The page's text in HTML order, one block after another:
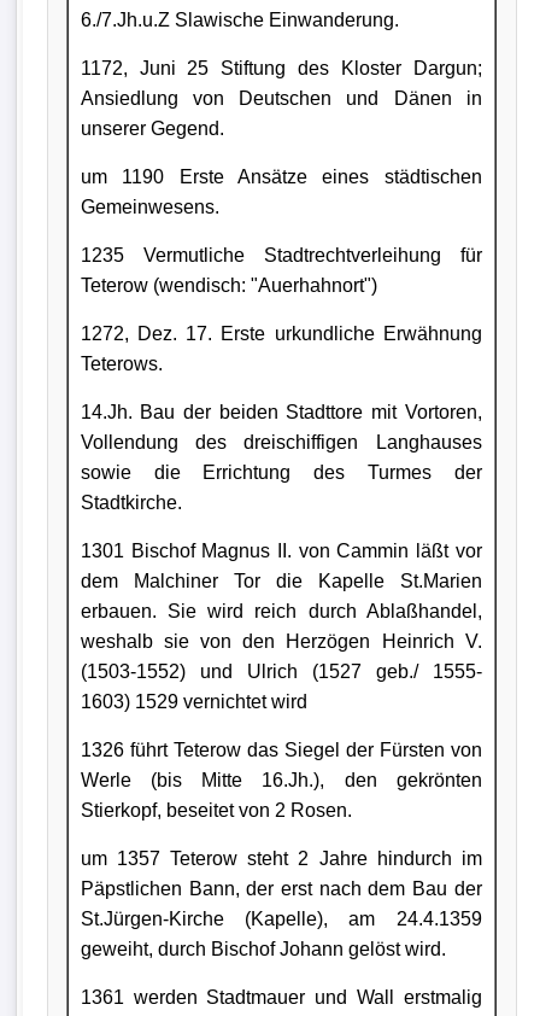
6./7.Jh.u.Z Slawische Einwanderung.
1172, Juni 25 Stiftung des Kloster Dargun;
Ansiedlung von Deutschen und Dänen in
unserer Gegend.
um 1190 Erste Ansätze eines städtischen
Gemeinwesens.
1235 Vermutliche Stadtrechtverleihung für
Teterow (wendisch: "Auerhahnort")
1272, Dez. 17. Erste urkundliche Erwähnung
Teterows.
14.Jh. Bau der beiden Stadttore mit Vortoren,
Vollendung des dreischiffigen Langhauses
sowie die Errichtung des Turmes der
Stadtkirche.
1301 Bischof Magnus II. von Cammin läßt vor
dem Malchiner Tor die Kapelle St.Marien
erbauen. Sie wird reich durch Ablaßhandel,
weshalb sie von den Herzögen Heinrich V.
(1503-1552) und Ulrich (1527 geb./ 1555-
1603) 1529 vernichtet wird
1326 führt Teterow das Siegel der Fürsten von
Werle (bis Mitte 16.Jh.), den gekrönten
Stierkopf, beseitet von 2 Rosen.
um 1357 Teterow steht 2 Jahre hindurch im
Päpstlichen Bann, der erst nach dem Bau der
St.Jürgen-Kirche (Kapelle), am 24.4.1359
geweiht, durch Bischof Johann gelöst wird.
1361 werden Stadtmauer und Wall erstmalig